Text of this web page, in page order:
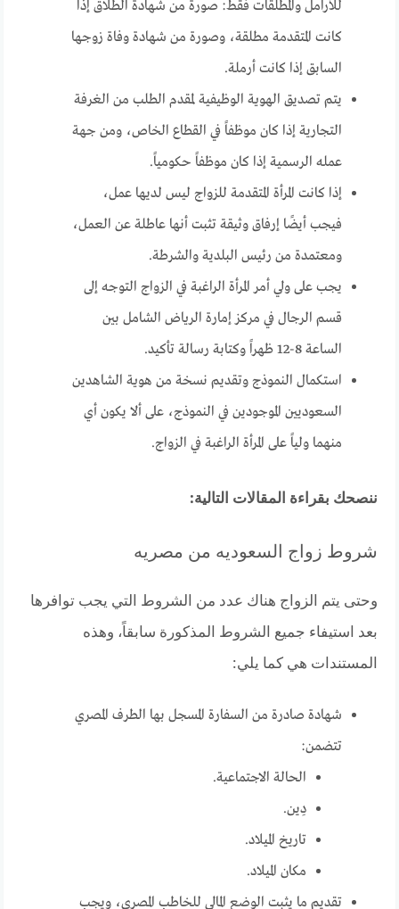
للأرامل والمطلقات فقط: صورة من شهادة الطلاق إذا
كانت المتقدمة مطلقة، وصورة من شهادة وفاة زوجها
السابق إذا كانت أرملة.
يتم تصديق الهوية الوظيفية لمقدم الطلب من الغرفة
التجارية إذا كان موظفاً في القطاع الخاص، ومن جهة
عمله الرسمية إذا كان موظفاً حكومياً.
إذا كانت المرأة المتقدمة للزواج ليس لديها عمل،
فيجب أيضًا إرفاق وثيقة تثبت أنها عاطلة عن العمل،
ومعتمدة من رئيس البلدية والشرطة.
يجب على ولي أمر المرأة الراغبة في الزواج التوجه إلى
قسم الرجال في مركز إمارة الرياض الشامل بين
الساعة 8-12 ظهراً وكتابة رسالة تأكيد.
استكمال النموذج وتقديم نسخة من هوية الشاهدين
السعوديين الموجودين في النموذج، على ألا يكون أي
منهما ولياً على المرأة الراغبة في الزواج.
ننصحك بقراءة المقالات التالية:
شروط زواج السعوديه من مصريه
وحتى يتم الزواج هناك عدد من الشروط التي يجب توافرها
بعد استيفاء جميع الشروط المذكورة سابقاً، وهذه
المستندات هي كما يلي:
شهادة صادرة من السفارة المسجل بها الطرف المصري
تتضمن:
الحالة الاجتماعية.
دِين.
تاريخ الميلاد.
مكان الميلاد.
تقديم ما يثبت الوضع المالي للخاطب المصري، ويجب